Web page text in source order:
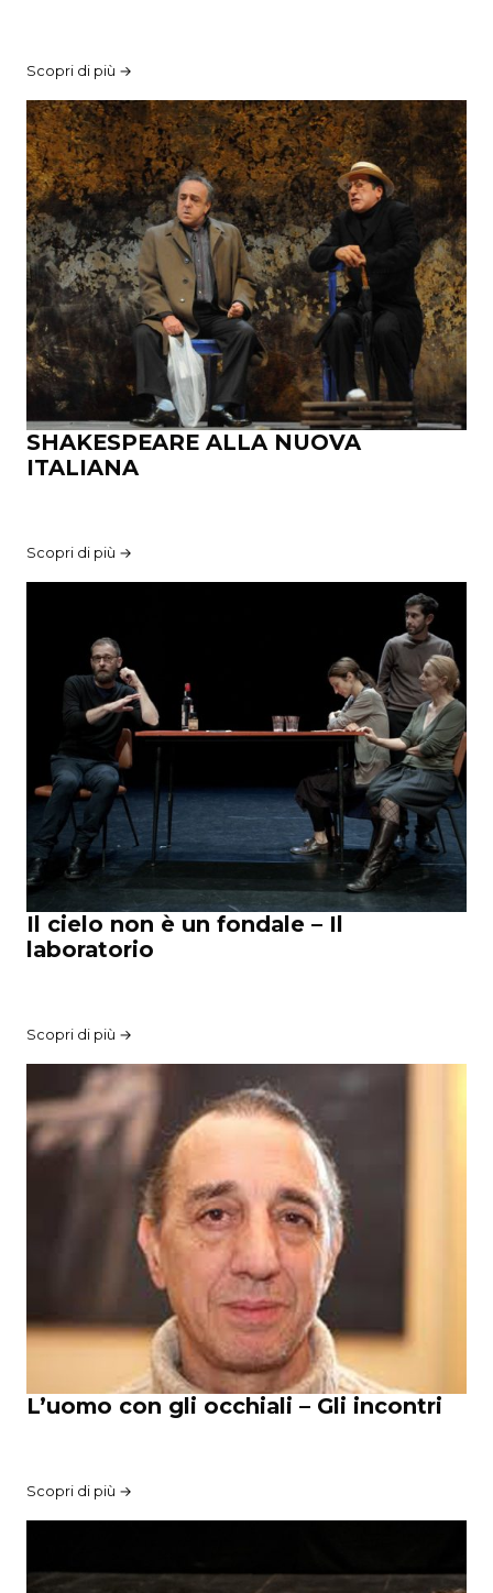
Scopri di più →
SHAKESPEARE ALLA NUOVA
ITALIANA
Scopri di più →
Il cielo non è un fondale – Il
laboratorio
Scopri di più →
L’uomo con gli occhiali – Gli incontri
Scopri di più →